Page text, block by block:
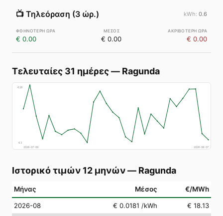
📺 Τηλεόραση (3 ώρ.) 0.6
€ 0.00 € 0.00 € 0.00
Τελευταίες 31 ημέρες— Ragunda
€28
€3
2026-07-09
2026-08-07
Ιστορικό τιμών 12 μηνών— Ragunda
Μήνας Μέσος €/MWh
2026-08 € 0.0181 /kWh
€ 18.13